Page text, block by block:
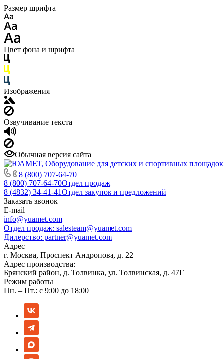
Размер шрифта
Цвет фона и шрифта
Изображения
Озвучивание текста
Обычная версия сайта
8 (800) 707-64-70
8 (800) 707-64-70Отдел продаж
8 (4832) 34-41-41Отдел закупок и предложений
Заказать звонок
E-mail
info@yuamet.com
Отдел продаж: salesteam@yuamet.com
Дилерство: partner@yuamet.com
Адрес
г. Москва, Проспект Андропова, д. 22
Адрес производства:
Брянский район, д. Толвинка, ул. Толвинская, д. 47Г
Режим работы
Пн. – Пт.: с 9:00 до 18:00